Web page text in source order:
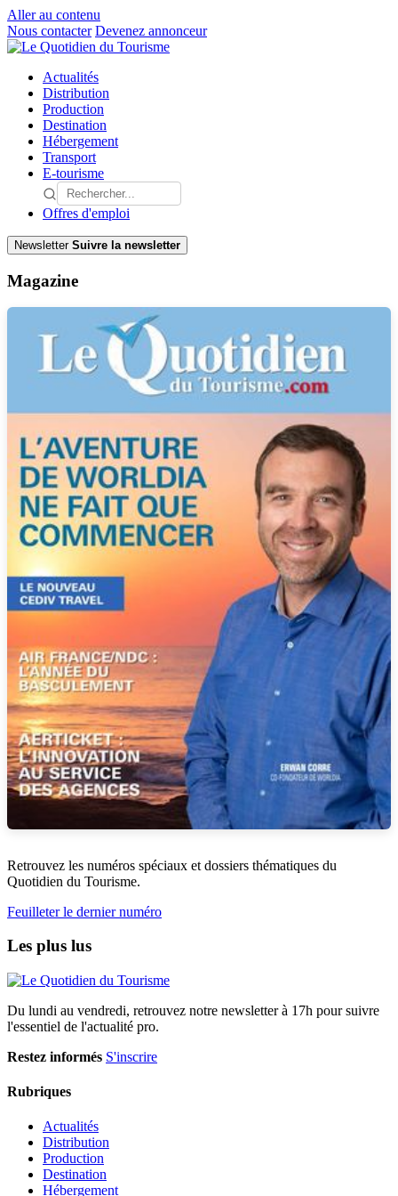
Aller au contenu
Nous contacter Devenez annonceur
Actualités
Distribution
Production
Destination
Hébergement
Transport
E-tourisme
Offres d'emploi
Newsletter Suivre la newsletter
Magazine
Retrouvez les numéros spéciaux et dossiers thématiques du
Quotidien du Tourisme.
Feuilleter le dernier numéro
Les plus lus
Du lundi au vendredi, retrouvez notre newsletter à 17h pour suivre
l'essentiel de l'actualité pro.
Restez informés S'inscrire
Rubriques
Actualités
Distribution
Production
Destination
Hébergement